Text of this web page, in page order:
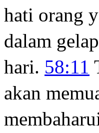
hati orang
dalam
hari. 58:11
akan